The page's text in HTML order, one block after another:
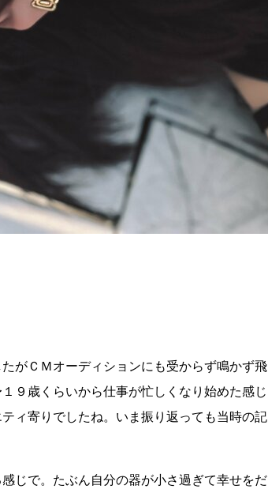
がＣＭオーディションにも受からず鳴かず飛
９歳くらいから仕事が忙しくなり始めた感じ
ィ寄りでしたね。いま振り返っても当時の記
じで。たぶん自分の器が小さ過ぎて幸せをだ